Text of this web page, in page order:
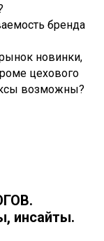
бренда
новинки,
цехового
возможны?
инсайты.